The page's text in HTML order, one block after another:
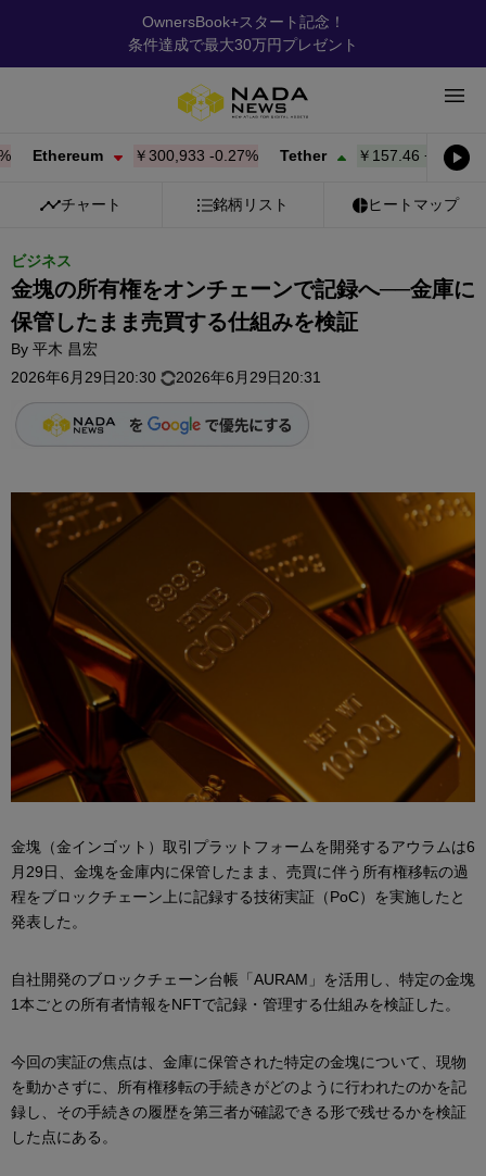
OwnersBook+スタート記念！
条件達成で最大30万円プレゼント
￥300,933-0.27% Tether ￥157.46+0.02%
チャート 銘柄リスト ヒートマップ
ビジネス
金塊の所有権をオンチェーンで記録へ──金庫に
保管したまま売買する仕組みを検証
By 平木 昌宏
2026年6月29日20:30
2026年6月29日20:31
金塊（金インゴット）取引プラットフォームを開発するアウラムは6
月29日、金塊を金庫内に保管したまま、売買に伴う所有権移転の過
程をブロックチェーン上に記録する技術実証（PoC）を実施したと
発表した。
自社開発のブロックチェーン台帳「AURAM」を活用し、特定の金塊
1本ごとの所有者情報をNFTで記録・管理する仕組みを検証した。
今回の実証の焦点は、金庫に保管された特定の金塊について、現物
を動かさずに、所有権移転の手続きがどのように行われたのかを記
録し、その手続きの履歴を第三者が確認できる形で残せるかを検証
した点にある。